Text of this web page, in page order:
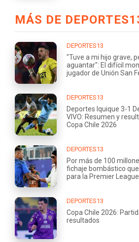
MÁS DE
DEPORTES13
"Tuve a mi hijo grave,
aguantar": El difícil
jugador de Unión San
DEPORTES13
Deportes Iquique 3-1
VIVO: Resumen y
Copa Chile 2026
DEPORTES13
Por más de 100
fichaje bombástico
para la Premier League
DEPORTES13
Copa Chile 2026:
resultados